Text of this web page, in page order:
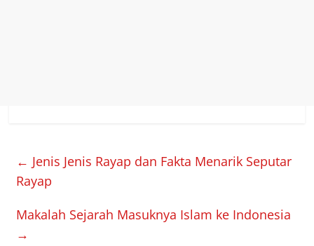
← Jenis Jenis Rayap dan Fakta Menarik Seputar
Rayap
Makalah Sejarah Masuknya Islam ke Indonesia
→